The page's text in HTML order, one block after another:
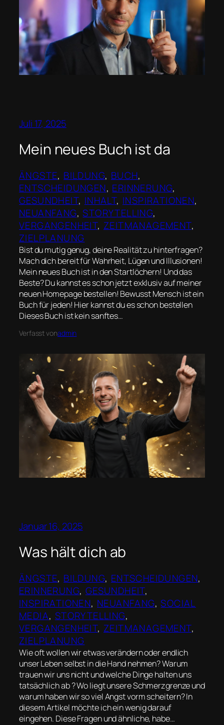
Juli 17, 2025
Mein neues Buch ist da
ÄNGSTE, BILDUNG, BUCH
ENTSCHEIDUNGEN, ERINNERUNG
GESUNDHEIT, INHALT, INSPIRATIONEN
NEUANFANG, STORYTELLING
VERGANGENHEIT, ZEITMANAGEMENT
ZIELPLANUNG
Bist du mutig genug, deine Realität zu hinterfragen?
Mach dich bereit für Wahrheit, Lügen und Illusionen!
Mein neues Buch ist in den Startlöchern! Und das
Beste? Du kannst es schon jetzt exklusiv auf meiner
neuen Homepage bestellen! Bewusst Mensch ist ein
Buch für jeden! Hier kannst du es schon bestellen
Dieses Buch ist kein sanftes…
Verfasst vonadmin
Januar 16, 2025
Was hält dich ab
ÄNGSTE, BILDUNG, ENTSCHEIDUNGEN
ERINNERUNG, GESUNDHEIT
INSPIRATIONEN, NEUANFANG, SOCIAL
MEDIA, STORYTELLING
VERGANGENHEIT, ZEITMANAGEMENT
ZIELPLANUNG
Wie oft wollen wir etwas verändern oder endlich
unser Leben selbst in die Hand nehmen? Warum
trauen wir uns nicht und welche Dinge halten uns
tatsächlich ab ? Wo liegt unsere Schmerzgrenze und
warum haben wir so viel Angst vorm scheitern? In
diesem Artikel möchte ich ein wenig darauf
eingehen. Diese Fragen und ähnliche, habe…